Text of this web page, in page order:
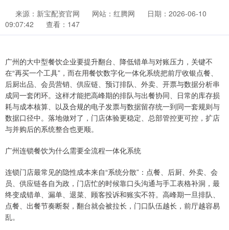
来源：新宝配资官网 网站：红腾网
日期：2026-06-10
09:07:42
查看：147
广州的大中型餐饮企业要提升翻台、降低错单与对账压力，关键不
在“再买一个工具”，而在用餐饮数字化一体化系统把前厅收银点餐、
后厨出品、会员营销、供应链、预订排队、外卖、开票与数据分析串
成同一套闭环。这样才能把高峰期的排队与出餐协同、日常的库存损
耗与成本核算、以及合规的电子发票与数据留存统一到同一套规则与
数据口径中。落地做对了，门店体验更稳定、总部管控更可控，扩店
与并购后的系统整合也更顺。
广州连锁餐饮为什么需要全流程一体化系统
连锁门店最常见的隐性成本来自“系统分散”：点餐、后厨、外卖、会
员、供应链各自为政，门店忙的时候靠口头沟通与手工表格补洞，最
终变成错单、漏单、退菜、顾客投诉和账实不符。高峰期一旦排队、
点餐、出餐节奏断裂，翻台就会被拉长，门口队伍越长，前厅越容易
乱。